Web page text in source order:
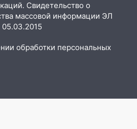
Свидетельство о
массовой информации ЭЛ
обработки персональных